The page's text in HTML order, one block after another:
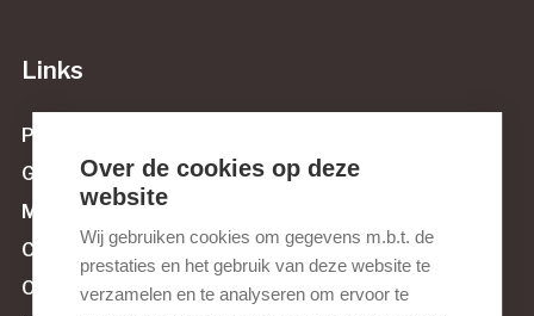
Links
Protestantse Gemeente Maassluis
Govert van Wijnstichting
Muziek tussen Maas en Sluis
Culturele Raad Maassluis
Orgelnieuws.nl
Over de cookies op deze
website
Wij gebruiken cookies om gegevens m.b.t. de
prestaties en het gebruik van deze website te
verzamelen en te analyseren om ervoor te